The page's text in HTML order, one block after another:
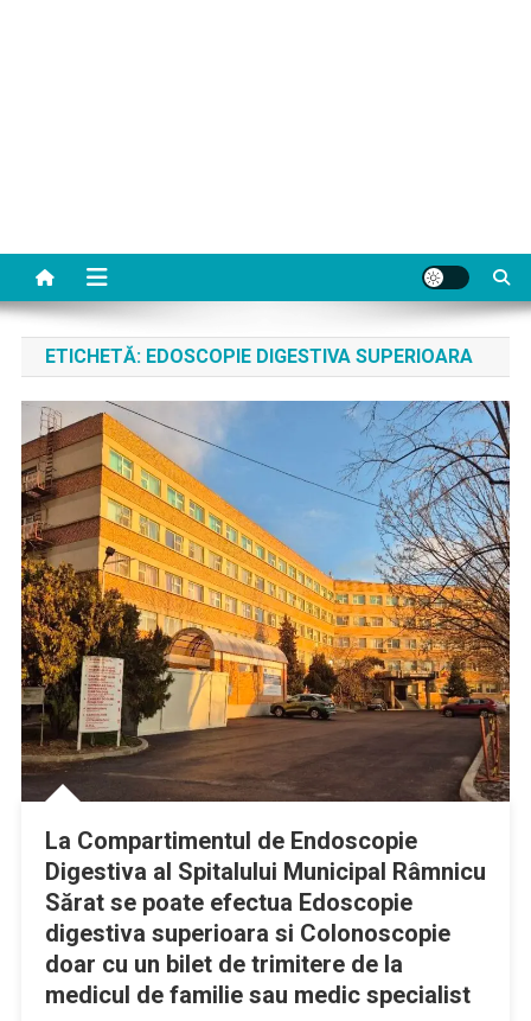
ETICHETĂ: EDOSCOPIE DIGESTIVA SUPERIOARA
La Compartimentul de Endoscopie
Digestiva al Spitalului Municipal Râmnicu
Sărat se poate efectua Edoscopie
digestiva superioara si Colonoscopie
doar cu un bilet de trimitere de la
medicul de familie sau medic specialist